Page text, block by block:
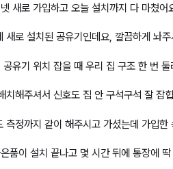
새로 가입하고 오늘 설치까지 다 마쳤어
새로 설치된 공유기인데요, 깔끔하게 놔
유기 위치 잡을 때 우리 집 구조 한 번
치해주셔서 신호도 집 안 구석구석 잘 잡
측정까지 같이 해주시고 가셨는데 가입
품이 설치 끝나고 몇 시간 뒤에 통장에